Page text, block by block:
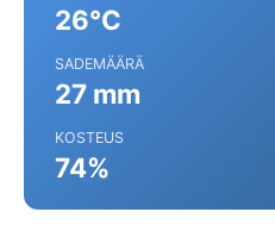
26°C
SADEMÄÄRÄ
27 mm
KOSTEUS
74%